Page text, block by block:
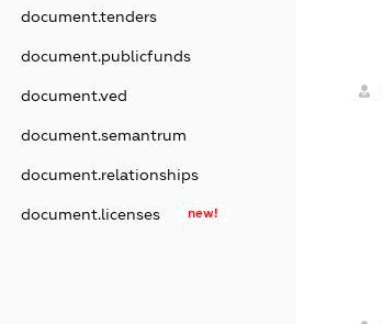
document.tenders
document.publicfunds
document.ved
document.semantrum
document.relationships
document.licenses new!